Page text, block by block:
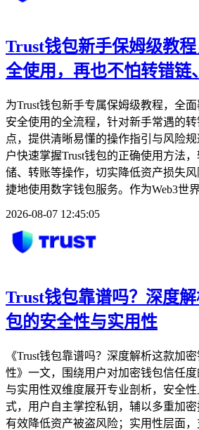
Trust钱包新手保姆级教
全使用，再也不怕转错链
为Trust钱包新手专属保姆级教程，全
安全使用的全流程，针对新手常遇的
点，提供清晰易懂的操作指引与风险
户快速掌握Trust钱包的正确使用方法
储、转账等操作，切实降低资产损失
捷地使用数字钱包服务。作为Web3世
2026-08-07 12:45:05
Trust钱包靠谱吗？深度
包的安全性与实用性
《Trust钱包靠谱吗？深度解析这款加
性》一文，围绕用户对加密钱包信任
与实用性双维度展开专业剖析，安全
式，用户自主掌控私钥，辅以多重加密
有效降低资产被盗风险；实用性层面，